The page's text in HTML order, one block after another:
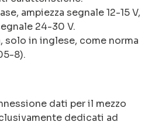
ampiezza segnale 12-15 V,
24-30 V.
solo in inglese, come norma
8).
dati per il mezzo
dedicati ad